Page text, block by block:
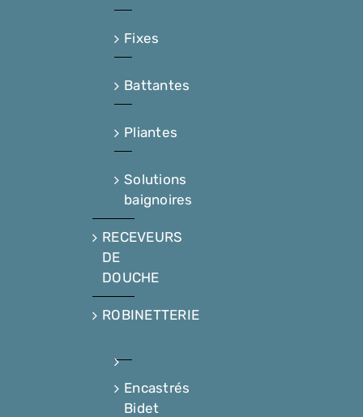
Fixes
Battantes
Pliantes
Solutions
baignoires
RECEVEURS
DE
DOUCHE
ROBINETTERIE
Encastrés
Bidet